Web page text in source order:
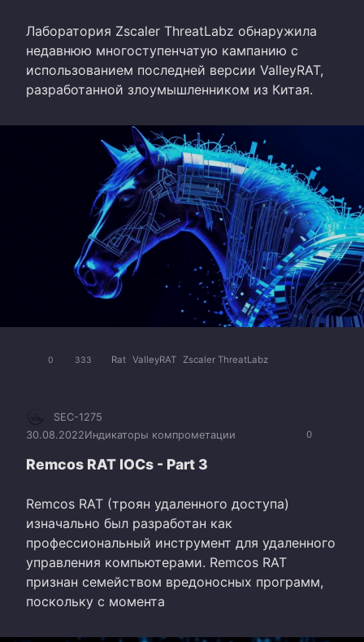
Лаборатория Zscaler ThreatLabz обнаружила
недавнюю многоступенчатую кампанию с
использованием последней версии ValleyRAT,
разработанной злоумышленником из Китая.
0 333 Rat ValleyRAT Zscaler ThreatLabz
0
SEC-1275
30.08.2022Индикаторы компрометации
Remcos RAT IOCs - Part 3
Remcos RAT (троян удаленного доступа)
изначально был разработан как
профессиональный инструмент для удаленного
управления компьютерами. Remcos RAT
признан семейством вредоносных программ,
поскольку с момента